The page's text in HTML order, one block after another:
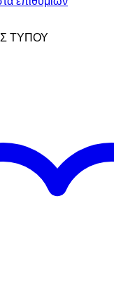
ΤΥΠΟΥ